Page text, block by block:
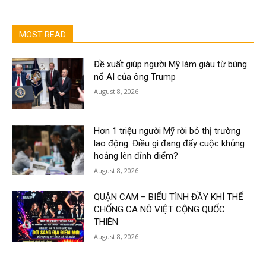
MOST READ
Đề xuất giúp người Mỹ làm giàu từ bùng
nổ AI của ông Trump
August 8, 2026
Hơn 1 triệu người Mỹ rời bỏ thị trường
lao động: Điều gì đang đẩy cuộc khủng
hoảng lên đỉnh điểm?
August 8, 2026
QUẬN CAM – BIỂU TÌNH ĐẦY KHÍ THẾ
CHỐNG CA NÔ VIỆT CỘNG QUỐC
THIÊN
August 8, 2026